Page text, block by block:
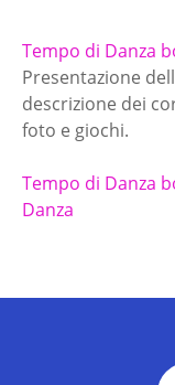
Tempo di Danza
Presentazione
descrizione dei
foto e giochi.
Tempo di Danza
Danza
a